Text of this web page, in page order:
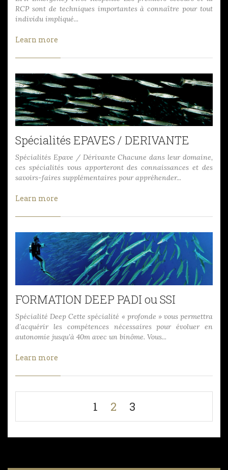
RCP sont de techniques importantes à connaître pour tout
individu impliqué...
Learn more
Spécialités EPAVES / DERIVANTE
Spécialités Epave / Dérivante Chacune dans leur domaine,
ces spécialités vous apporteront des connaissances et des
savoirs-faires supplémentaires pour appréhender...
Learn more
FORMATION DEEP PADI ou SSI
Spécialité Deep Cette spécialité « profonde » vous permettra
d’acquérir les compétences nécessaires pour évoluer en
autonomie jusqu’à 40m avec un binôme. Vous...
Learn more
1 2 3